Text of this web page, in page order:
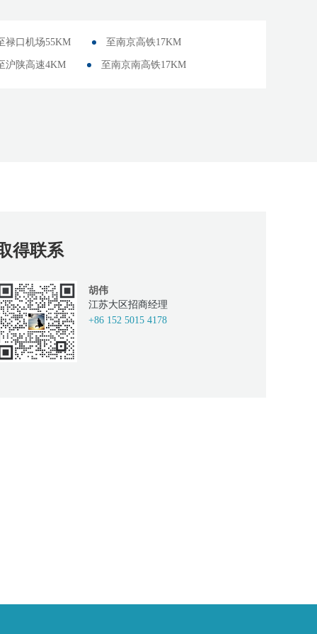
禄口机场55KM 至南京高铁17KM
沪陕高速4KM 至南京南高铁17KM
得联系
胡伟
江苏大区招商经理
+86 152 5015 4178